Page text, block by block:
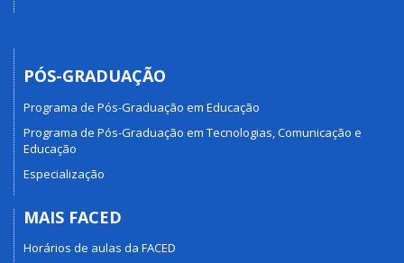
PÓS-GRADUAÇÃO
Programa de Pós-Graduação em Educação
Programa de Pós-Graduação em Tecnologias, Comunicação e
Educação
Especialização
MAIS FACED
Horários de aulas da FACED